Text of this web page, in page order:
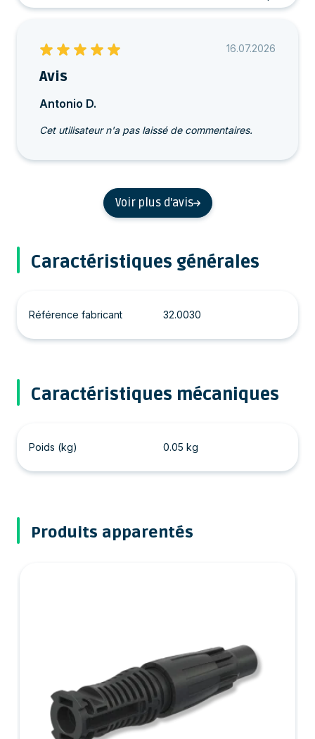
16.07.2026
Avis
Antonio D.
Cet utilisateur n'a pas laissé de commentaires.
Voir plus d'avis
Caractéristiques générales
Référence fabricant 32.0030
Caractéristiques mécaniques
Poids (kg) 0.05 kg
Produits apparentés